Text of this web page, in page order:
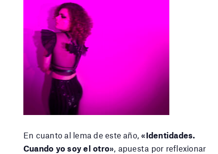
En cuanto al lema de este año,«Identidades.
Cuando yo soy el otro», apuesta por reflexionar